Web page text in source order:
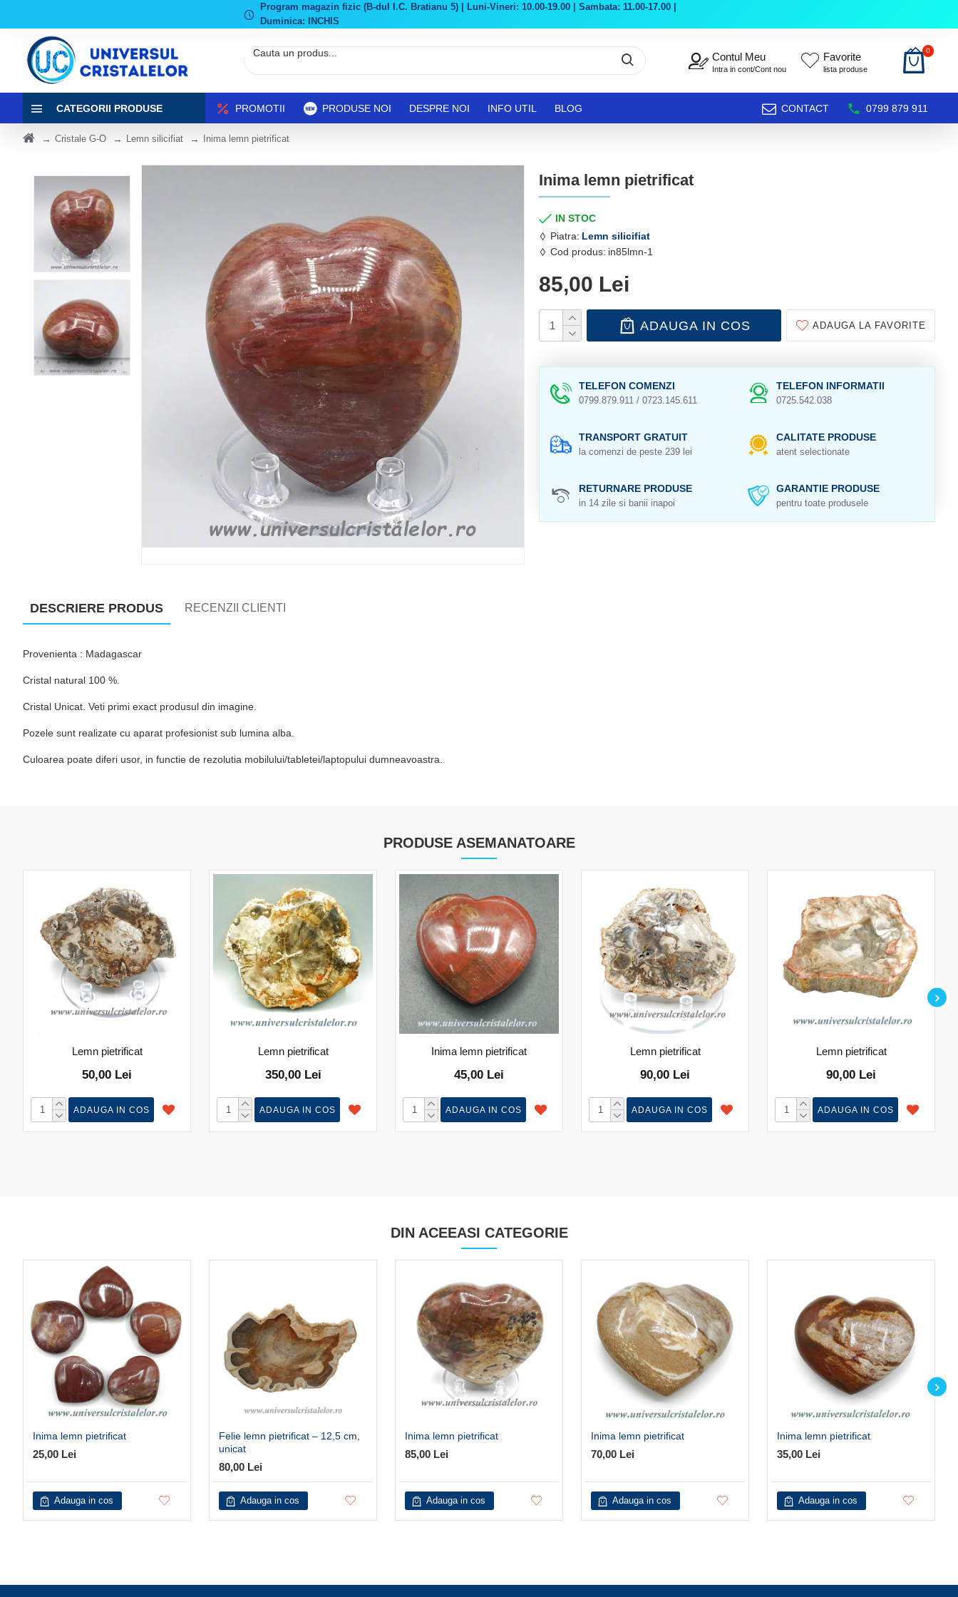
Program magazin fizic (B-dul I.C. Bratianu 5) | Luni-Vineri: 10.00-19.00 | Sambata: 11.00-17.00 |
Duminica: INCHIS
Contul Meu
Intra in cont/Cont nou
Favorite
lista produse
0
CATEGORII PRODUSE PROMOTII PRODUSE NOI DESPRE NOI INFO UTIL BLOG CONTACT 0799 879 911
Cristale G-O Lemn silicifiat Inima lemn pietrificat
Inima lemn pietrificat
IN STOC
Piatra: Lemn silicifiat
Cod produs: in85lmn-1
85,00 Lei
ADAUGA IN COS ADAUGA LA FAVORITE
TELEFON COMENZI
0799.879.911 / 0723.145.611
TELEFON INFORMATII
0725.542.038
TRANSPORT GRATUIT
la comenzi de peste 239 lei
CALITATE PRODUSE
atent selectionate
RETURNARE PRODUSE
in 14 zile si banii inapoi
GARANTIE PRODUSE
pentru toate produsele
DESCRIERE PRODUS RECENZII CLIENTI
Provenienta : Madagascar
Cristal natural 100 %.
Cristal Unicat. Veti primi exact produsul din imagine.
Pozele sunt realizate cu aparat profesionist sub lumina alba.
Culoarea poate diferi usor, in functie de rezolutia mobilului/tabletei/laptopului dumneavoastra.
PRODUSE ASEMANATOARE
Lemn pietrificat
50,00 Lei
ADAUGA IN COS
Lemn pietrificat
350,00 Lei
ADAUGA IN COS
Inima lemn pietrificat
45,00 Lei
ADAUGA IN COS
Lemn pietrificat
90,00 Lei
ADAUGA IN COS
Lemn pietrificat
90,00 Lei
ADAUGA IN COS
DIN ACEEASI CATEGORIE
Inima lemn pietrificat
25,00 Lei
Adauga in cos
Felie lemn pietrificat – 12,5 cm,
unicat
80,00 Lei
Adauga in cos
Inima lemn pietrificat
85,00 Lei
Adauga in cos
Inima lemn pietrificat
70,00 Lei
Adauga in cos
Inima lemn pietrificat
35,00 Lei
Adauga in cos